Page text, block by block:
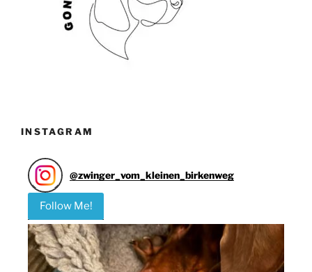
INSTAGRAM
@zwinger_vom_kleinen_birkenweg
Follow Me!